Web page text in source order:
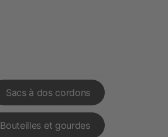
Sacs à dos cordons
Bouteilles et gourdes